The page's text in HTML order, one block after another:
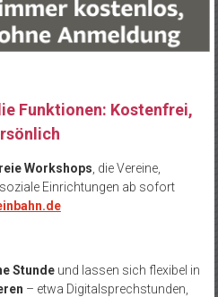
Funktionen: Kostenfrei,
Workshops , die Vereine,
Einrichtungen ab sofort
Stundeund lassen sich flexibel in
– etwa Digitalsprechstunden,